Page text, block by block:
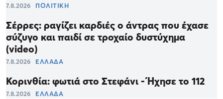
7.8.2026 ΠΟΛΙΤΙΚΗ
Σέρρες: ραγίζει καρδιές ο άντρας που έχασε
σύζυγο και παιδί σε τροχαίο δυστύχημα
(video)
7.8.2026 ΕΛΛΑΔΑ
Κορινθία: φωτιά στο Στεφάνι - Ήχησε το 112
7.8.2026 ΕΛΛΑΔΑ